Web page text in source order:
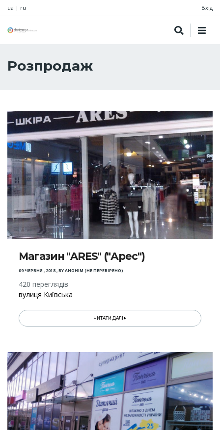
ua | ru Вхід
Розпродаж
Магазин "ARES" ("Арес")
09 ЧЕРВНЯ , 2018,BYАНОНІМ (НЕ ПЕРЕВІРЕНО)
420 переглядів
вулиця Київська
ЧИТАТИ ДАЛІ